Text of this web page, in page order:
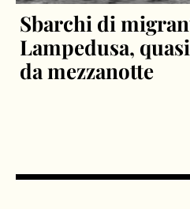
Sbarchi di
Lampedusa,
da mezzanotte